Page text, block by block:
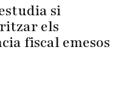
si
els
fiscal emesos